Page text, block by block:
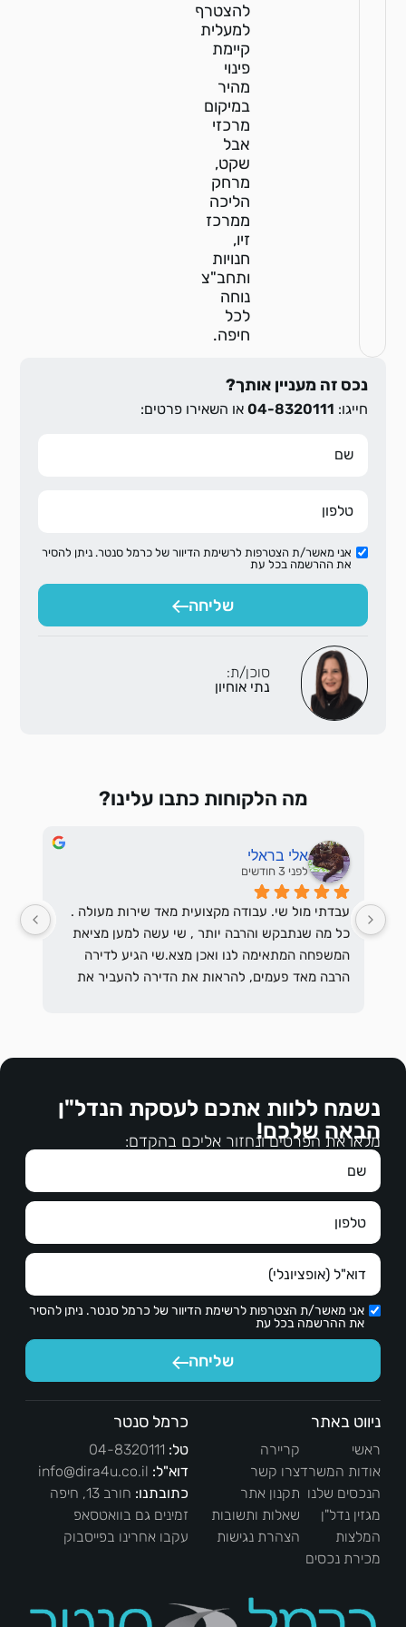
להצטרף
למעלית
קיימת
פינוי
מהיר
במיקום
מרכזי
אבל
שקט,
מרחק
הליכה
ממרכז
זיו,
חנויות
ותחב"צ
נוחה
לכל
חיפה.
נכס זה מעניין אותך?
חייגו: 04-8320111או השאירו פרטים:
אני מאשר/ת הצטרפות לרשימת הדיוור של כרמל סנטר. ניתן להסיר
את ההרשמה בכל עת
שליחה
סוכן/ת:
נתי אוחיון
מה הלקוחות כתבו עלינו?
אלי בראלי
לפני 3 חודשים
עבדתי מול שי. עבודה מקצועית מאד שירות מעולה .
כל מה שנתבקש והרבה יותר , שי עשה למען מציאת
המשפחה המתאימה לנו ואכן מצא.שי הגיע לדירה
הרבה מאד פעמים, להראות את הדירה להעביר את
במקצועיות רבה.עבודה מצויינת, מגיעים לכם כל
הברכות.תודה ממני ומנעמי על עבודתכם.
נשמח ללוות אתכם לעסקת הנדל"ן
הבאה שלכם!
מלאו את הפרטים ונחזור אליכם בהקדם:
אני מאשר/ת הצטרפות לרשימת הדיוור של כרמל סנטר. ניתן להסיר
את ההרשמה בכל עת
שליחה
ניווט באתר
ראשי
אודות המשרד
הנכסים שלנו
מגזין נדל"ן
המלצות
מכירת נכסים
קריירה
צרו קשר
תקנון אתר
שאלות ותשובות
הצהרת נגישות
כרמל סנטר
טל:04-8320111
דוא"ל:info@dira4u.co.il
כתובתנו:חורב 13, חיפה
זמינים גם בוואטסאפ
עקבו אחרינו בפייסבוק